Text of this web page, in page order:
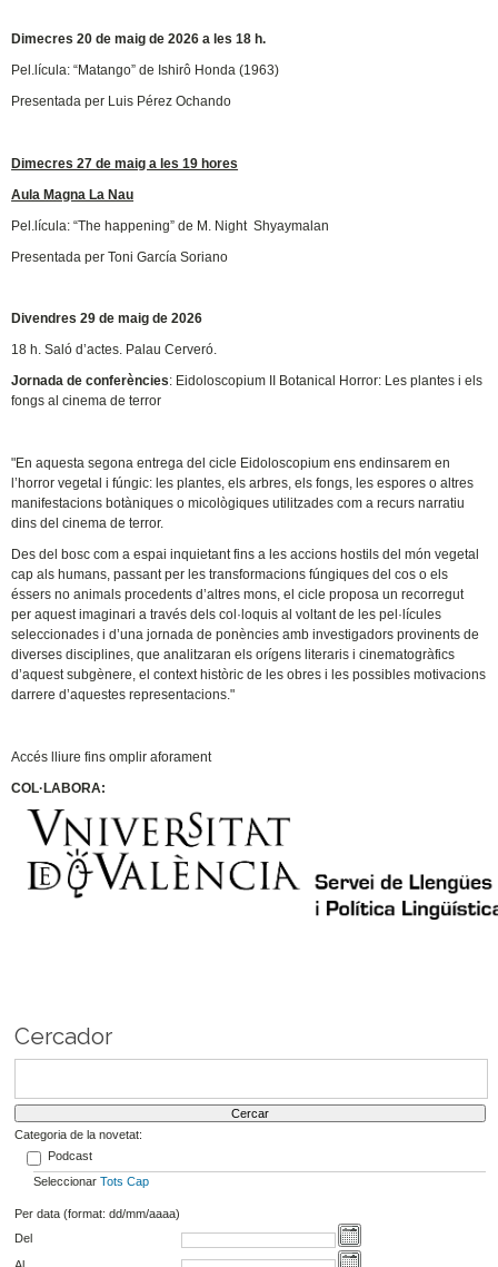
Dimecres 20 de maig de 2026 a les 18 h.
Pel.lícula: “Matango” de Ishirô Honda (1963)
Presentada per Luis Pérez Ochando
Dimecres 27 de maig a les 19 hores
Aula Magna La Nau
Pel.lícula: “The happening” de M. Night Shyaymalan
Presentada per Toni García Soriano
Divendres 29 de maig de 2026
18 h. Saló d’actes. Palau Cerveró.
Jornada de conferències: Eidoloscopium II Botanical Horror: Les plantes i els
fongs al cinema de terror
"En aquesta segona entrega del cicle Eidoloscopium ens endinsarem en
l’horror vegetal i fúngic: les plantes, els arbres, els fongs, les espores o altres
manifestacions botàniques o micològiques utilitzades com a recurs narratiu
dins del cinema de terror.
Des del bosc com a espai inquietant fins a les accions hostils del món vegetal
cap als humans, passant per les transformacions fúngiques del cos o els
éssers no animals procedents d’altres mons, el cicle proposa un recorregut
per aquest imaginari a través dels col·loquis al voltant de les pel·lícules
seleccionades i d’una jornada de ponències amb investigadors provinents de
diverses disciplines, que analitzaran els orígens literaris i cinematogràfics
d’aquest subgènere, el context històric de les obres i les possibles motivacions
darrere d’aquestes representacions."
Accés lliure fins omplir aforament
COL·LABORA:
Cercador
Categoria de la novetat:
Podcast
Seleccionar Tots Cap
Per data (format: dd/mm/aaaa)
Del